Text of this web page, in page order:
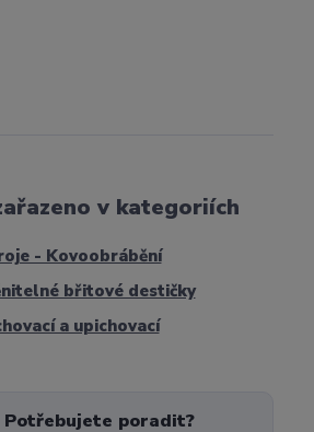
v kategoriích
- Kovoobrábění
břitové destičky
a upichovací
Potřebujete poradit?